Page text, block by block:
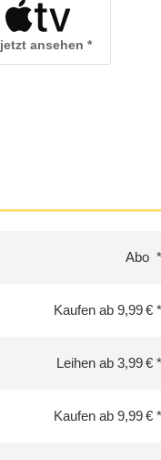
jetzt ansehen
Abo
Kaufen ab 9,99 €
Leihen ab 3,99 €
Kaufen ab 9,99 €